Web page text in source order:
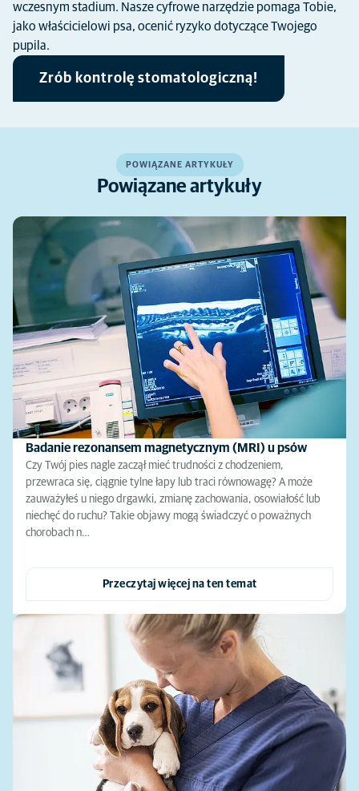
wczesnym stadium. Nasze cyfrowe narzędzie pomaga Tobie,
jako właścicielowi psa, ocenić ryzyko dotyczące Twojego
pupila.
Zrób kontrolę stomatologiczną!
POWIĄZANE ARTYKUŁY
Powiązane artykuły
Badanie rezonansem magnetycznym (MRI) u psów
Czy Twój pies nagle zaczął mieć trudności z chodzeniem,
przewraca się, ciągnie tylne łapy lub traci równowagę? A może
zauważyłeś u niego drgawki, zmianę zachowania, osowiałość lub
niechęć do ruchu? Takie objawy mogą świadczyć o poważnych
chorobach n…
Przeczytaj więcej na ten temat